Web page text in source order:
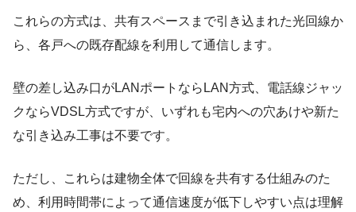
これらの方式は、共有スペースまで引き込まれた光回線か
ら、各戸への既存配線を利用して通信します。
壁の差し込み口がLANポートならLAN方式、電話線ジャッ
クならVDSL方式ですが、いずれも宅内への穴あけや新た
な引き込み工事は不要です。
ただし、これらは建物全体で回線を共有する仕組みのた
め、利用時間帯によって通信速度が低下しやすい点は理解